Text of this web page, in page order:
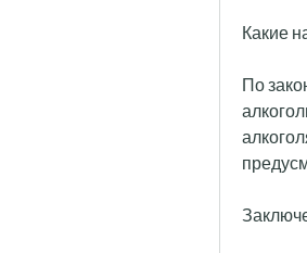
Какие
По